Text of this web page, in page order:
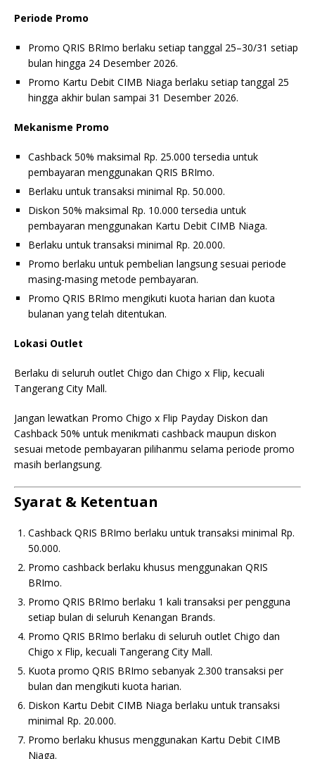
Periode Promo
Promo QRIS BRImo berlaku setiap tanggal 25–30/31 setiap
bulan hingga 24 Desember 2026.
Promo Kartu Debit CIMB Niaga berlaku setiap tanggal 25
hingga akhir bulan sampai 31 Desember 2026.
Mekanisme Promo
Cashback 50% maksimal Rp. 25.000 tersedia untuk
pembayaran menggunakan QRIS BRImo.
Berlaku untuk transaksi minimal Rp. 50.000.
Diskon 50% maksimal Rp. 10.000 tersedia untuk
pembayaran menggunakan Kartu Debit CIMB Niaga.
Berlaku untuk transaksi minimal Rp. 20.000.
Promo berlaku untuk pembelian langsung sesuai periode
masing-masing metode pembayaran.
Promo QRIS BRImo mengikuti kuota harian dan kuota
bulanan yang telah ditentukan.
Lokasi Outlet
Berlaku di seluruh outlet Chigo dan Chigo x Flip, kecuali
Tangerang City Mall.
Jangan lewatkan Promo Chigo x Flip Payday Diskon dan
Cashback 50% untuk menikmati cashback maupun diskon
sesuai metode pembayaran pilihanmu selama periode promo
masih berlangsung.
Syarat & Ketentuan
Cashback QRIS BRImo berlaku untuk transaksi minimal Rp.
50.000.
Promo cashback berlaku khusus menggunakan QRIS
BRImo.
Promo QRIS BRImo berlaku 1 kali transaksi per pengguna
setiap bulan di seluruh Kenangan Brands.
Promo QRIS BRImo berlaku di seluruh outlet Chigo dan
Chigo x Flip, kecuali Tangerang City Mall.
Kuota promo QRIS BRImo sebanyak 2.300 transaksi per
bulan dan mengikuti kuota harian.
Diskon Kartu Debit CIMB Niaga berlaku untuk transaksi
minimal Rp. 20.000.
Promo berlaku khusus menggunakan Kartu Debit CIMB
Niaga.